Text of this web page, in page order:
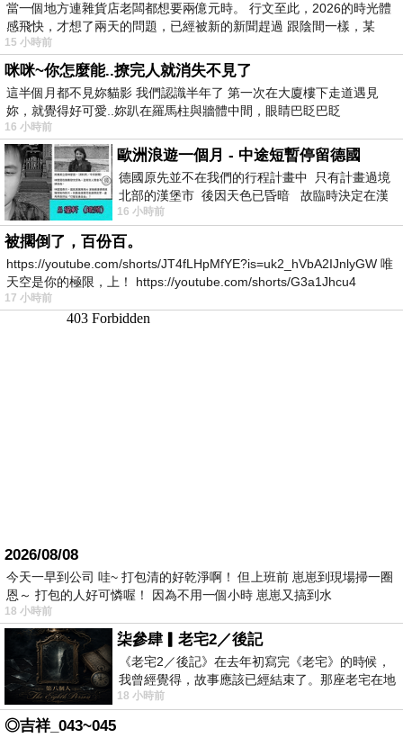
當一個地方連雜貨店老闆都想要兩億元時。 行文至此，2026的時光體
感飛快，才想了兩天的問題，已經被新的新聞趕過 跟陰間一樣，某
15 小時前
咪咪~你怎麼能..撩完人就消失不見了
這半個月都不見妳貓影 我們認識半年了 第一次在大廈樓下走道遇見
妳，就覺得好可愛..妳趴在羅馬柱與牆體中間，眼睛巴眨巴眨
16 小時前
歐洲浪遊一個月 - 中途短暫停留德國
德國原先並不在我們的行程計畫中 只有計畫過境
北部的漢堡市 後因天色已昏暗 故臨時決定在漢
堡市吃晚餐和過夜
16 小時前
被擱倒了，百份百。
https://youtube.com/shorts/JT4fLHpMfYE?is=uk2_hVbA2IJnlyGW 唯
天空是你的極限，上！ https://youtube.com/shorts/G3a1Jhcu4
17 小時前
2026/08/08
今天一早到公司 哇~ 打包清的好乾淨啊！ 但上班前 崽崽到現場掃一圈
恩～ 打包的人好可憐喔！ 因為不用一個小時 崽崽又搞到水
18 小時前
柒參肆▎老宅2／後記
《老宅2／後記》在去年初寫完《老宅》的時候，
我曾經覺得，故事應該已經結束了。那座老宅在地
震中倒塌，七個人終於離開那片黑暗，
18 小時前
◎吉祥_043~045